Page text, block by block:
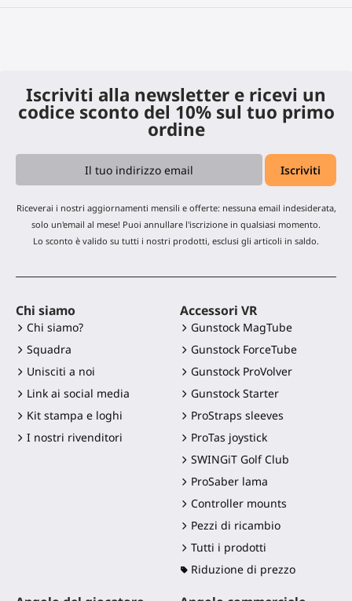
Iscriviti alla newsletter e ricevi un
codice sconto del 10% sul tuo primo
ordine
Riceverai i nostri aggiornamenti mensili e offerte: nessuna email indesiderata,
solo un'email al mese! Puoi annullare l'iscrizione in qualsiasi momento.
Lo sconto è valido su tutti i nostri prodotti, esclusi gli articoli in saldo.
Chi siamo
Chi siamo?
Squadra
Unisciti a noi
Link ai social media
Kit stampa e loghi
I nostri rivenditori
Accessori VR
Gunstock MagTube
Gunstock ForceTube
Gunstock ProVolver
Gunstock Starter
ProStraps sleeves
ProTas joystick
SWINGiT Golf Club
ProSaber lama
Controller mounts
Pezzi di ricambio
Tutti i prodotti
Riduzione di prezzo